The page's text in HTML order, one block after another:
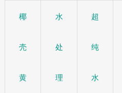
椰
壳
黄
水
处
理
超
纯
水